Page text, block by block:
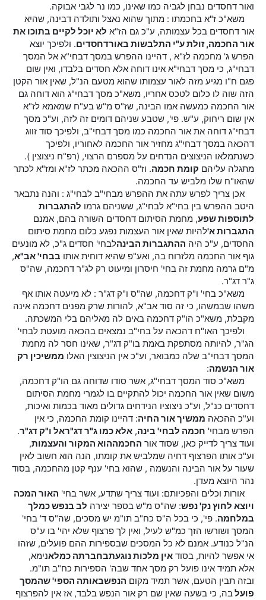
ואור דחסדים נבחן לגביה כמו שאינו, כמו נר לגבי אבוקה.
משא"כ ז"א בחכמתו : מתוך שהוא נאצל ותולדה דבינה, שהיא
אור דחסדים בכל עצמותה, ע"כ גם הז"א לא יוכל לקיים בתוכו את
אור החכמה, זולת ע"י התלבשות באורדחסדים. ולפיכך יוצא
הפרש ג' מחכמה לז"א , דהיינו ההפרש במסך דבחי"א אל המסך
דבחי"ג, כי מסך דבחי"א אינו דוחה אלא חסדים בלבדו, ואין שום
פגם ח"ו מגיע מזה לאור עצמותו שהוא מטעם הנ"ל, שאין אור הקטן
הזה שוה לו כלום לטכס אחריו, משא"כ מסך דבחי"ג הוא דוחה גם
אור החכמה כמעשה אמו הבינה, שז"ס מ"ש בע"ח שמאמא לז"א
אין שום ריחוק, ע"ש. פי', שטבע שניהם דומים זה לזה, וע"כ מסך
דבחי"ג דוחה את אור החכמה כמו מסך דבחי"ב, ולפיכך סוד זווג
דהכאה במסך דבחי"ג מחזיר אור החכמה לאחוריו, ולפיכך
כשנתמלאו הניצוצים הנדחים על מספרם הרצוי, (רפ"ח ניצוצין ).
מתגלה עליהם קומת חכמה. וז"ס ההכאה מכתר לז"א ומז"א לכתר
שהאו"ח שלו מלביש עד החכמה.
אכן צריך לפרש עתה את ההפרש מבחי"ב לבחי"ג : והנה נתבאר
היטב ההפרש בין בחי"א לבחי"ג, ששניהם גרמו להתגברות
לתוספות שפע, מחמת הסיתום דחסדים השורה בהם, אמנם
התגברות א'להיות שאין אור העצמות נפגע כלום מחמת סיתום
החסדים, ע"כ היה ההתגברות הבינהלבחי' חסדים ג"כ, לא מונעים
גוף אור החכמה מלזרוח בה, ואע"פ שהיא דוחית אותו בבחי' אב"א,
מ"ם גרמה מחמת זה בחי' חיסרון ומיעוט רק לג"ר דחכמה, שה"ס
ג"ר דג"ר.
משא"כ בחי' ו"ק דחכמה, שה"ס ו"ק דג"ר : לא מיעטה אותו אף
משהו שבמשהו, כי זה סוד אב"א, להורות שרק מפנים דחכמה אינה
מקבלת, משא"כ הו"ק דחכמה באים לה מאליהם בלי המשכתה.
ולפיכך האו"ח דהכאה על בחי"ב נמצאים בהכאה מועטת לבחי'
הג"ר, להיותה מסתפקת באמת בו"ק דג"ר, שאינו חסר לה מחמת
המסך דבחי"ב שלה כמבואר, וע"כ אין הניצוצין האלו ממשיכין רק
אור הנשמה:
משא"כ סוד המסך דבחי"ג, אשר סודו שדוחה גם הו"ק דחכמה,
משום שאין אור החכמה יכול להתקיים בו לגמרי מחמת הסיתום
דחסדים כנ"ל, וע"כ ניצוציו הנידחים גדולים מאוד בכמות ואיכות,
וע"כ ההכאה ממשיך אור החיה: דהיינו קומת החכמה, כי אין
הפרש מבחי' חכמה לבחי' בינה, אלא כמו ג"ר דג"ראל ו"ק דג"ר.
ועוד צריך לדייק כאן, שסוד אור החכמההוא המקור והעצמות,
וע"כ אותו הפרצוף דחיה שמלביש את קומתו, הנה הוא חשוב לאין
שעור על אור הבינה והנשמה , שהוא בחי' ענף קטן מהחכמה, בסוד
נהר היוצא מעדן.
אורות וכלים והפכיותם: ועוד צריך שתדע, אשר בחי' האור המכה
ויוצא לחוץ נק' נפש: שה"ס מ"ש בספר יצירה לב בנפש כמלך
במלחמה. פי', כי בכל ה"ס כח"ב תו"מ יש מסכים, שה"ס ד' בחי'
המסך ושורשו הזך כמ"ש לעיל, ואין לך פרצוף שלא יהי' בו ע"ס
הנ"ל כנודע. אמנם לא כל המסכים שבספירות ההם פועלים, שזהו
אי אפשר להיות, בסוד אין מלכות נוגעתבחברתה כמלאנימא,
אלא תמיד אינו פועל רק מסך אחד שבה' הספירות כח"ב תו"מ.
ובזה תבין הטעם, אשר תמיד מקום הנפשבאותה הספי' שהמסך
פועלבה, כי בשעה שאין שם רק אור הנפש בלבד, אז אין להפרצוף